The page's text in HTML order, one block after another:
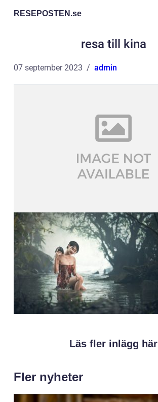
RESEPOSTEN.se
resa till kina
07 september 2023 admin
Läs fler inlägg här
Fler nyheter